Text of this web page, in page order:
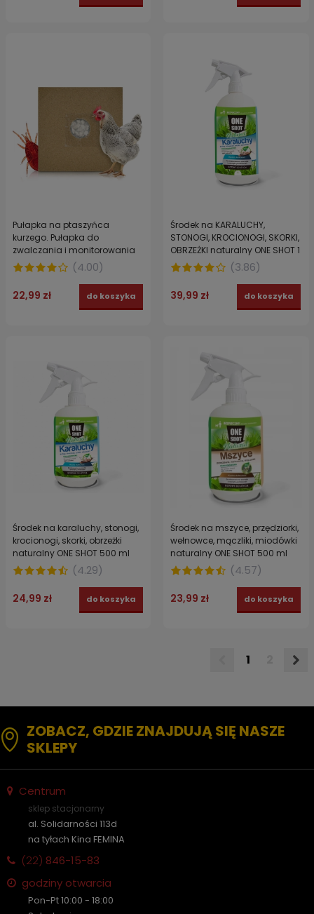
Pułapka na ptaszyńca
kurzego. Pułapka do
zwalczania i monitorowania
ptaszyńca w kurnikach ONE
SHOT 1 szt.
(4.00)
22,99 zł do koszyka
Środek na KARALUCHY,
STONOGI, KROCIONOGI, SKORKI,
OBRZEŻKI naturalny ONE SHOT 1
L
(3.86)
39,99 zł do koszyka
Środek na karaluchy, stonogi,
krocionogi, skorki, obrzeżki
naturalny ONE SHOT 500 ml
(4.29)
24,99 zł do koszyka
Środek na mszyce, przędziorki,
wełnowce, mączliki, miodówki
naturalny ONE SHOT 500 ml
(4.57)
23,99 zł do koszyka
1
ZOBACZ, GDZIE ZNAJDUJĄ SIĘ NASZE
SKLEPY
Centrum
sklep stacjonarny
al. Solidarności 113d
na tyłach Kina FEMINA
(22) 846-15-83
godziny otwarcia
Pon-Pt 10:00 - 18:00